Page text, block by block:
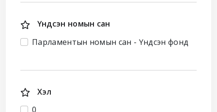
Үндсэн номын сан
Парламентын номын сан - Үндсэн фонд
Хэл
0